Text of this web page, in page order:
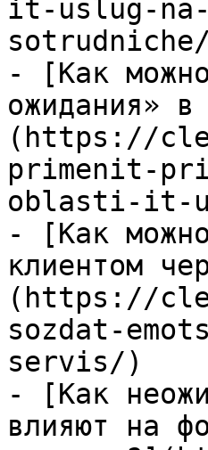
it-uslug-
- [Как можно
ожидания»
(https://
primenit-
oblasti-it-
- [Как
клиентом
(https://
sozdat-
servis/)
- [Как
влияют на